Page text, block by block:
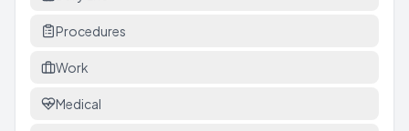
Procedures
Work
Medical